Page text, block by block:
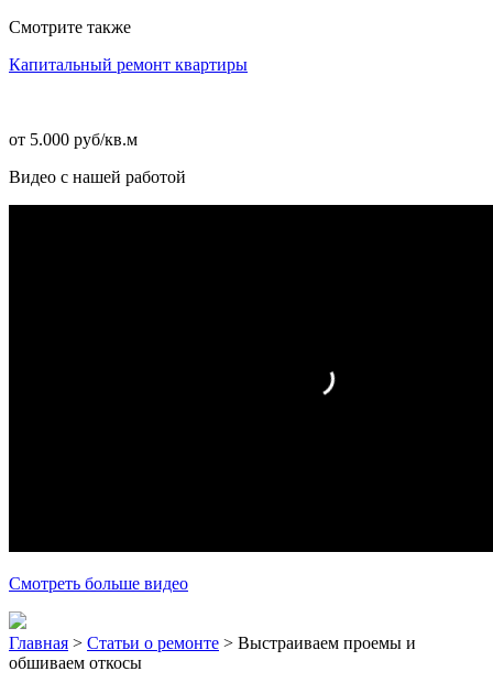
Смотрите также
Капитальный ремонт квартиры
от 5.000 руб/кв.м
Видео с нашей работой
Смотреть больше видео
Главная > Статьи о ремонте > Выстраиваем проемы и
обшиваем откосы